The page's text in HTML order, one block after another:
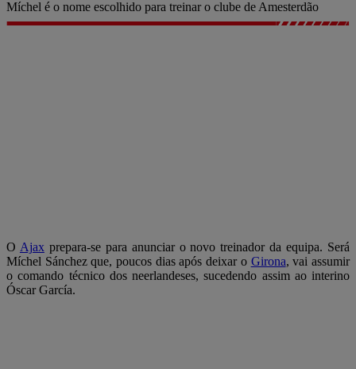
Míchel é o nome escolhido para treinar o clube de Amesterdão
O Ajax prepara-se para anunciar o novo treinador da equipa. Será
Míchel Sánchez que, poucos dias após deixar o Girona, vai assumir
o comando técnico dos neerlandeses, sucedendo assim ao interino
Óscar García.